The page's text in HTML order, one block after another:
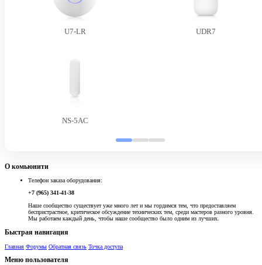
U7-LR UDR7
NS-5AC
О комьюнити
Телефон заказа оборудования:
+7 (965) 341-41-38
Наше сообщество существует уже много лет и мы гордимся тем, что предоставляем
беспристрастное, критическое обсуждение технических тем, среди мастеров разного уровня.
Мы работаем каждый день, чтобы наше сообщество было одним из лучших.
Быстрая навигация
Главная Форумы Обратная связь Точка доступа
Меню пользователя